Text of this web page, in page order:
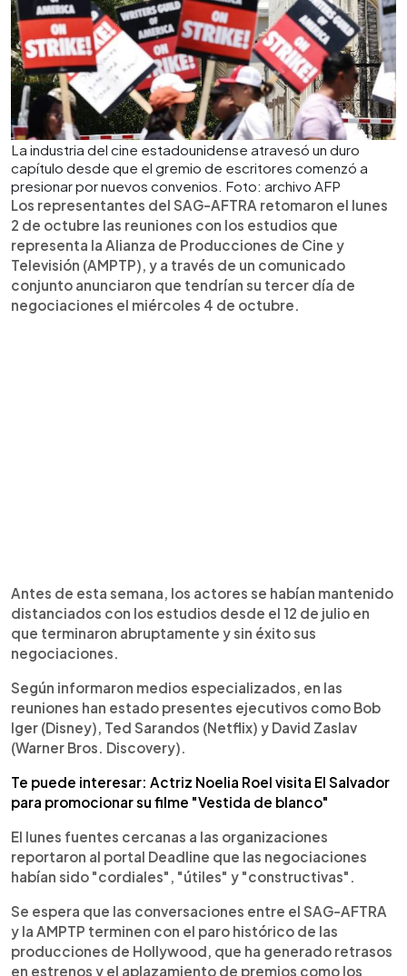
La industria del cine estadounidense atravesó un duro
capítulo desde que el gremio de escritores comenzó a
presionar por nuevos convenios. Foto: archivo AFP
Los representantes del SAG-AFTRA retomaron el lunes
2 de octubre las reuniones con los estudios que
representa la Alianza de Producciones de Cine y
Televisión (AMPTP), y a través de un comunicado
conjunto anunciaron que tendrían su tercer día de
negociaciones el miércoles 4 de octubre.
Antes de esta semana, los actores se habían mantenido
distanciados con los estudios desde el 12 de julio en
que terminaron abruptamente y sin éxito sus
negociaciones.
Según informaron medios especializados, en las
reuniones han estado presentes ejecutivos como Bob
Iger (Disney), Ted Sarandos (Netflix) y David Zaslav
(Warner Bros. Discovery).
Te puede interesar: Actriz Noelia Roel visita El Salvador
para promocionar su filme "Vestida de blanco"
El lunes fuentes cercanas a las organizaciones
reportaron al portal Deadline que las negociaciones
habían sido "cordiales", "útiles" y "constructivas".
Se espera que las conversaciones entre el SAG-AFTRA
y la AMPTP terminen con el paro histórico de las
producciones de Hollywood, que ha generado retrasos
en estrenos y el aplazamiento de premios como los